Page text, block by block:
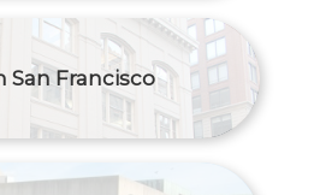
San Francisco